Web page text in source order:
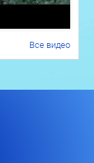
Все видео